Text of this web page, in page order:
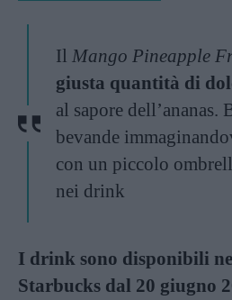
Il Mango Pineapple
giusta quantità di
al sapore dell’ananas.
bevande
con un piccolo
nei drink
I drink sono disponibili
Starbucks dal 20 giugno